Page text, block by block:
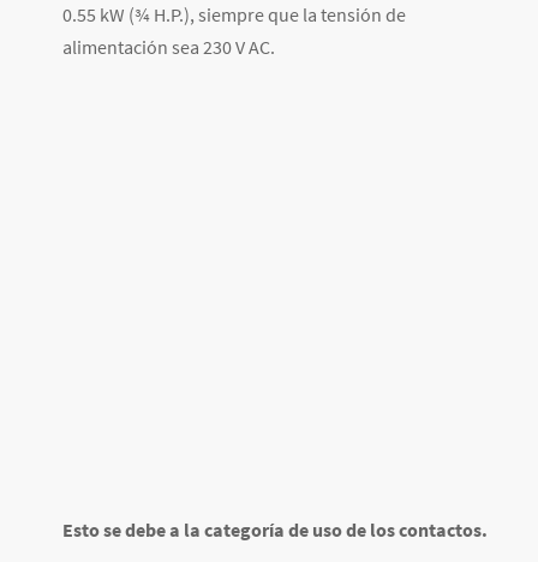
0.55 kW (¾ H.P.), siempre que la tensión de
alimentación sea 230 V AC.
Esto se debe a la categoría de uso de los contactos.